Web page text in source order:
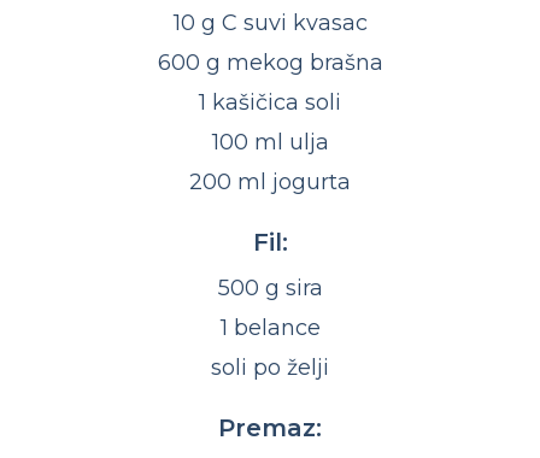
10 g C suvi kvasac
600 g mekog brašna
1 kašičica soli
100 ml ulja
200 ml jogurta
Fil:
500 g sira
1 belance
soli po želji
Premaz: